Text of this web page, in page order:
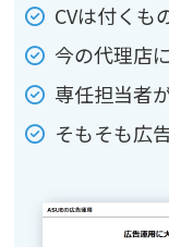
CVは付くも
今の代理店
専任担当者
そもそも広